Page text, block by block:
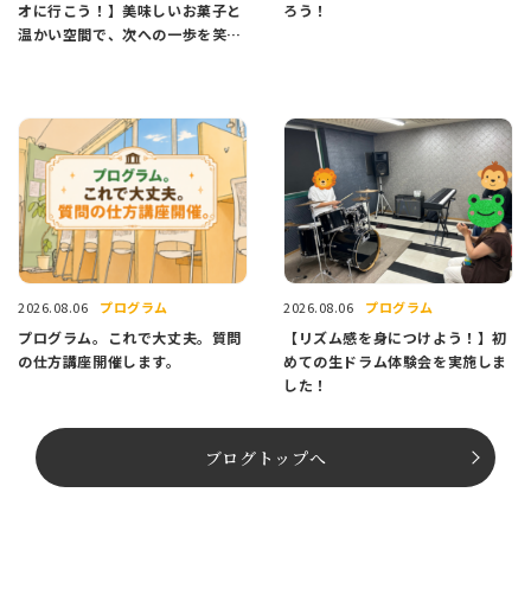
オに行こう！】美味しいお菓子と
温かい空間で、次への一歩を笑顔
ろう！
2026.08.06 プログラム
プログラム。これで大丈夫。質問
の仕方講座開催します。
2026.08.06 プログラム
【リズム感を身につけよう！】初
めての生ドラム体験会を実施しま
した！
ブログトップへ